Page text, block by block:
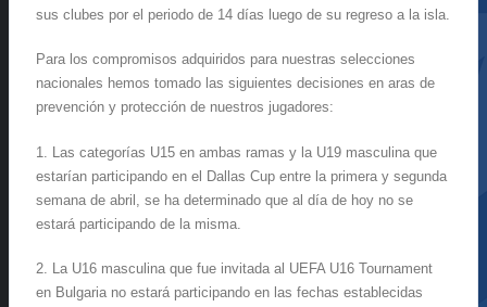
sus clubes por el periodo de 14 días luego de su regreso a la isla.
Para los compromisos adquiridos para nuestras selecciones
nacionales hemos tomado las siguientes decisiones en aras de
prevención y protección de nuestros jugadores:
1. Las categorías U15 en ambas ramas y la U19 masculina que
estarían participando en el Dallas Cup entre la primera y segunda
semana de abril, se ha determinado que al día de hoy no se
estará participando de la misma.
2. La U16 masculina que fue invitada al UEFA U16 Tournament
en Bulgaria no estará participando en las fechas establecidas